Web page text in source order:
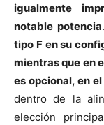
igualmente
notable potencia
tipo F en su
mientras que en
es opcional, en
dentro de la
elección